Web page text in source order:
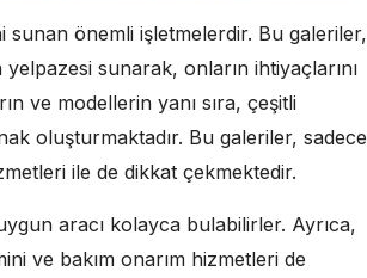
sunan önemli işletmelerdir. Bu galeriler,
sunarak, onların ihtiyaçlarını
ve modellerin yanı sıra, çeşitli
oluşturmaktadır. Bu galeriler, sadece
ile de dikkat çekmektedir.
aracı kolayca bulabilirler. Ayrıca,
ve bakım onarım hizmetleri de